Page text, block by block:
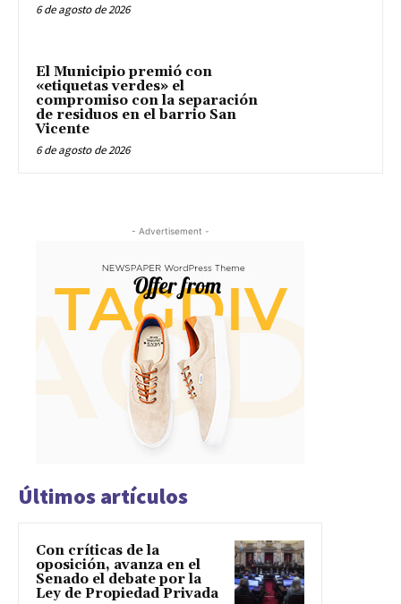
6 de agosto de 2026
El Municipio premió con
«etiquetas verdes» el
compromiso con la separación
de residuos en el barrio San
Vicente
6 de agosto de 2026
- Advertisement -
Últimos artículos
Con críticas de la
oposición, avanza en el
Senado el debate por la
Ley de Propiedad Privada